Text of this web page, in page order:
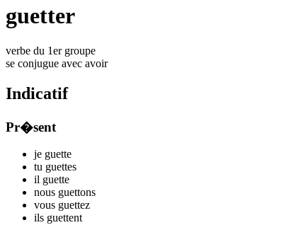
guetter
verbe du 1er groupe
se conjugue avec avoir
Indicatif
Pr�sent
je guette
tu guettes
il guette
nous guettons
vous guettez
ils guettent